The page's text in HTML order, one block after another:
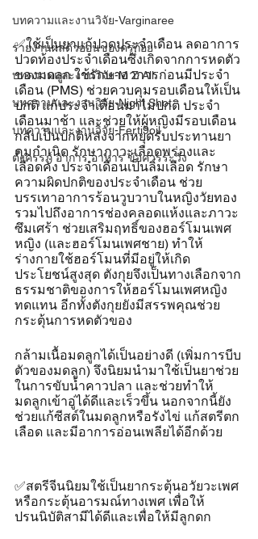
บทความและงานวิจัย-Varginaree
รายงานผลตัวอ่อนของครูก้อย
บทความและงานวิจัย-M Z All
บทความและงานวิจัย-Night Shot
บทความและงานวิจัย-Ferti9oil
ตั้งครรภ์ อาการ อาหาร ข้อควรระวัง
✅ใช้เป็นยาแก้ปวดประจำเดือน ลดอาการ
ปวดท้องประจำเดือนซึ่งเกิดจากการหดตัว
ของมดลูก ใช้รักษาอาการก่อนมีประจำ
เดือน (PMS) ช่วยควบคุมรอบเดือนให้เป็น
ปกติ แก้ประจำเดือนมาไม่ปกติ ประจำ
เดือนมาช้า และช่วยให้ผู้หญิงมีรอบเดือน
กลับเป็นปกติหลังจากหยุดรับประทานยา
คุมกำเนิด รักษาภาวะเลือดพร่องและ
เลือดคั่ง ประจำเดือนเป็นลิ่มเลือด รักษา
ความผิดปกติของประจำเดือน ช่วย
บรรเทาอาการร้อนวูบวาบในหญิงวัยทอง
รวมไปถึงอาการช่องคลอดแห้งและภาวะ
ซึมเศร้า ช่วยเสริมฤทธิ์ของฮอร์โมนเพศ
หญิง (และฮอร์โมนเพศชาย) ทำให้
ร่างกายใช้ฮอร์โมนที่มีอยู่ให้เกิด
ประโยชน์สูงสุด ตังกุยจึงเป็นทางเลือกจาก
ธรรมชาติของการให้ฮอร์โมนเพศหญิง
ทดแทน อีกทั้งตังกุยยังมีสรรพคุณช่วย
กระตุ้นการหดตัวของ
กล้ามเนื้อมดลูกได้เป็นอย่างดี (เพิ่มการบีบ
ตัวของมดลูก) จึงนิยมนำมาใช้เป็นยาช่วย
ในการขับน้ำคาวปลา และช่วยทำให้
มดลูกเข้าอู่ได้ดีและเร็วขึ้น นอกจากนี้ยัง
ช่วยแก้ซีสต์ในมดลูกหรือรังไข่ แก้สตรีตก
เลือด และมีอาการอ่อนเพลียได้อีกด้วย
✅สตรีจีนนิยมใช้เป็นยากระตุ้นอวัยวะเพศ
หรือกระตุ้นอารมณ์ทางเพศ เพื่อให้
ปรนนิบัติสามีได้ดีและเพื่อให้มีลูกดก